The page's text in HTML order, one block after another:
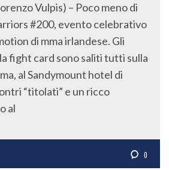
Vulpis) – Poco meno di
#200, evento celebrativo
di mma irlandese. Gli
fight card sono saliti tutti sulla
al Sandymount hotel di
“titolati” e un ricco
al
0